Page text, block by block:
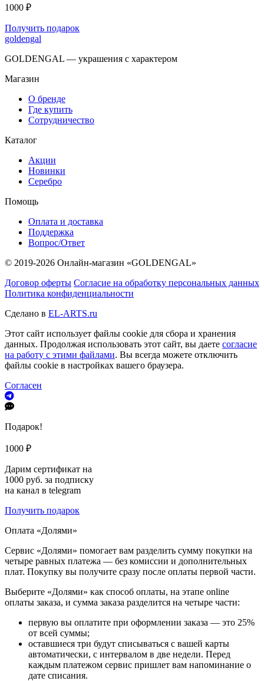
1000 ₽
Получить подарок
goldengal
GOLDENGAL — украшения с характером
Магазин
О бренде
Где купить
Сотрудничество
Каталог
Акции
Новинки
Серебро
Помощь
Оплата и доставка
Поддержка
Вопрос/Ответ
© 2019-2026 Онлайн-магазин «GOLDENGAL»
Договор оферты Согласие на обработку персональных данных
Политика конфиденциальности
Сделано в EL-ARTS.ru
Этот сайт использует файлы cookie для сбора и хранения
данных. Продолжая использовать этот сайт, вы даете согласие
на работу с этими файлами. Вы всегда можете отключить
файлы cookie в настройках вашего браузера.
Согласен
Подарок!
1000 ₽
Дарим сертификат на
1000 руб. за подписку
на канал в telegram
Получить подарок
Оплата «Долями»
Сервис «Долями» помогает вам разделить сумму покупки на
четыре равных платежа — без комиссии и дополнительных
плат. Покупку вы получите сразу после оплаты первой части.
Выберите «Долями» как способ оплаты, на этапе online
оплаты заказа, и сумма заказа разделится на четыре части:
первую вы оплатите при оформлении заказа — это 25%
от всей суммы;
оставшиеся три будут списываться с вашей карты
автоматически, с интервалом в две недели. Перед
каждым платежом сервис пришлет вам напоминание о
дате списания.